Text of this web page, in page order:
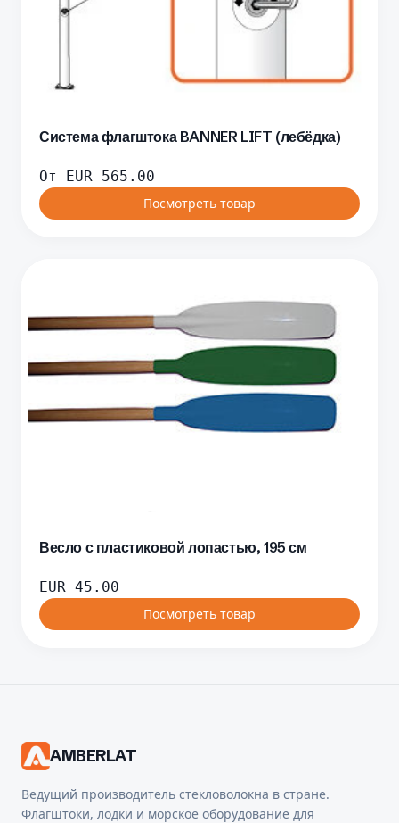
Система флагштока BANNER LIFT (лебёдка)
От EUR 565.00
Посмотреть товар
Весло с пластиковой лопастью, 195 см
EUR 45.00
Посмотреть товар
AMBERLAT
Ведущий производитель стекловолокна в стране.
Флагштоки, лодки и морское оборудование для